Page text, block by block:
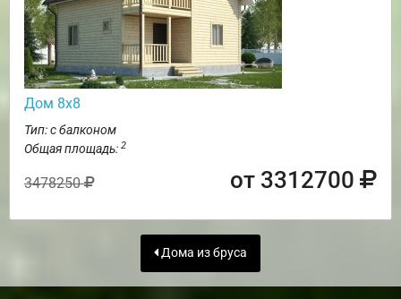
Дом 8х8
Тип: с балконом
Общая площадь: 2
3478250 от 3312700
Дома из бруса